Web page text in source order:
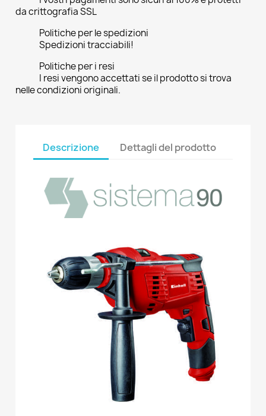
da crittografia SSL
Politiche per le spedizioni
Spedizioni tracciabili!
Politiche per i resi
I resi vengono accettati se il prodotto si trova
nelle condizioni originali.
Descrizione Dettagli del prodotto